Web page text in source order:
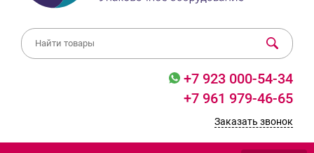
+7 923 000-54-34
+7 961 979-46-65
Заказать звонок